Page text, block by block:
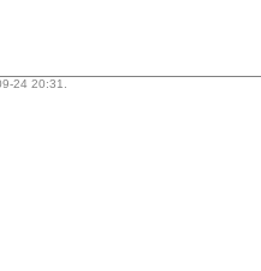
24 20:31.